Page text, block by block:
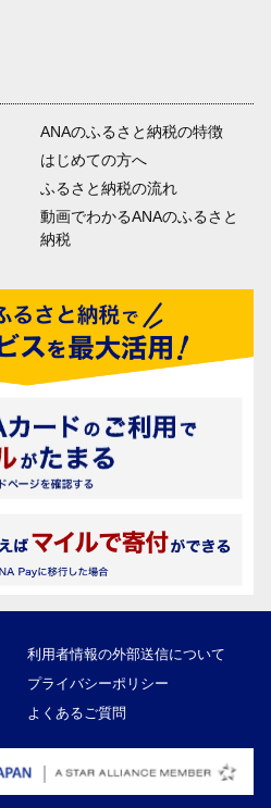
ANAのふるさと納税の特徴
はじめての方へ
ふるさと納税の流れ
動画でわかるANAのふるさと
納税
利用者情報の外部送信について
プライバシーポリシー
よくあるご質問